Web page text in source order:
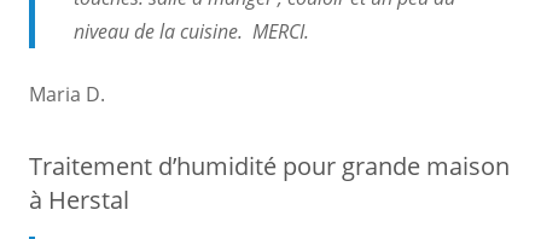
niveau de la cuisine. MERCI.
Maria D.
Traitement d’humidité pour grande maison
à Herstal